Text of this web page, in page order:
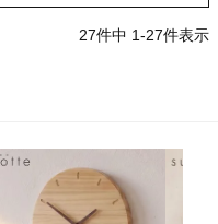
27件中 1-27件表示